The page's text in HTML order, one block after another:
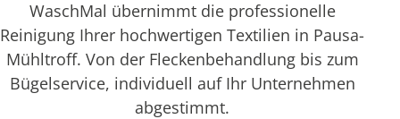
WaschMal übernimmt die professionelle
Reinigung Ihrer hochwertigen Textilien in Pausa-
Mühltroff. Von der Fleckenbehandlung bis zum
Bügelservice, individuell auf Ihr Unternehmen
abgestimmt.